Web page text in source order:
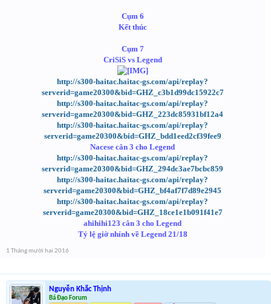
Cụm 6
Kết thúc
Cụm 7
CriSiS vs Legend
http://s300-haitac.haitac-gs.com/api/replay?
serverid=game20300&bid=GHZ_c3b1d99dc15922c7
http://s300-haitac.haitac-gs.com/api/replay?
serverid=game20300&bid=GHZ_223dc85931bf12a4
http://s300-haitac.haitac-gs.com/api/replay?
serverid=game20300&bid=GHZ_bdd1eed2cf39fee9
Nacese cân 3 cho Legend
http://s300-haitac.haitac-gs.com/api/replay?
serverid=game20300&bid=GHZ_294dc3ae7bcbc859
http://s300-haitac.haitac-gs.com/api/replay?
serverid=game20300&bid=GHZ_bf4af7f7d89e2945
http://s300-haitac.haitac-gs.com/api/replay?
serverid=game20300&bid=GHZ_18ce1e1b091f41e7
ahihihi123 cân 3 cho Legend
Tỷ lệ giờ nhỉnh về Legend 21/18
1 Tháng mười hai 2016
Nguyễn Khắc Thịnh
Bá Đạo Forum